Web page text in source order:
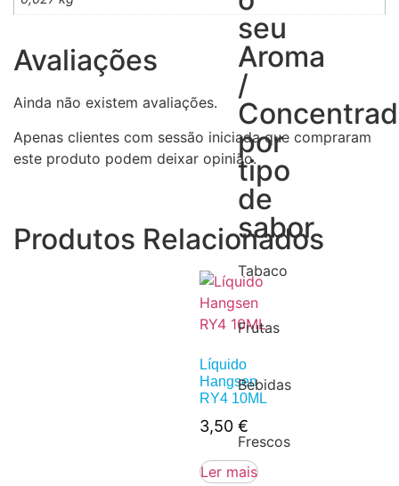
seu
Aroma
/
por
tipo
de
sabor
Tabaco
Frutas
Bebidas
Frescos
Avaliações
Ainda não existem avaliações.
Apenas clientes com sessão iniciada que compraram
este produto podem deixar opinião.
Produtos Relacionados
Líquido
Hangsen
RY4 10ML
3,50 €
Ler mais